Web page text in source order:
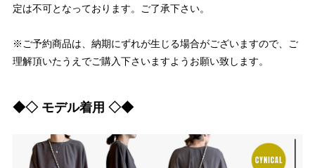
定は不可となっております。ご了承下さい。
※ご予約商品は、納期にずれが生じる場合がございますので、ご
理解頂いたうえでご購入下さいますようお願い致します。
◆◇ モデル着用 ◇◆